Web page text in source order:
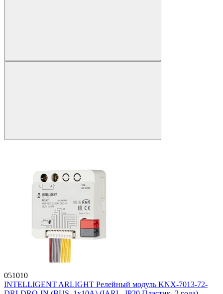
051010
INTELLIGENT ARLIGHT Релейный модуль KNX-7013-72-